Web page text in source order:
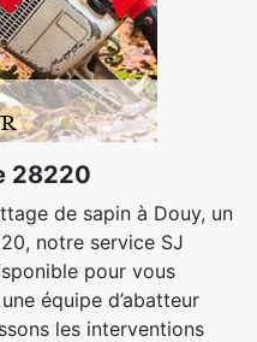
28220
de sapin à Douy, un
notre service SJ
pour vous
équipe d’abatteur
les interventions